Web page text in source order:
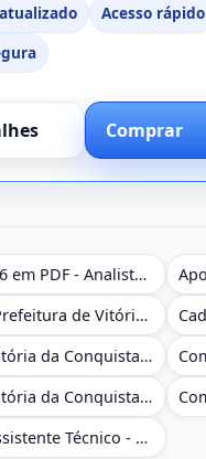
Acesso rápido
Comprar
Apostila NAV Brasil 2026 em PDF - Analista de Gestão
Caderno de Questões Prefeitura de Vitória da Conquista - BA - Conhecimentos Gerais - 450 Questões Gabaritadas
Combo Prefeitura de Vitória da Conquista - BA 2026 - Monitor Escolar (Educação Infantil e Cobertura das AC'S)
Combo Prefeitura de Vitória da Conquista - BA 2026 - Pedagogo - Zona Urbana e/ou Rural
Curso CAU-SP 2026 - Assistente Técnico - Administrativo e Administrativo Regional